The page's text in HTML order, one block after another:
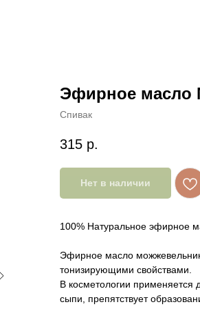
Эфирное масло
Спивак
315 р.
Нет в наличии
100% Натуральное эфирное
Эфирное масло
тонизирующими свойствами.
В косметологии применяется
сыпи, препятствует